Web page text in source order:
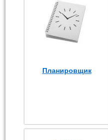
Планировщик